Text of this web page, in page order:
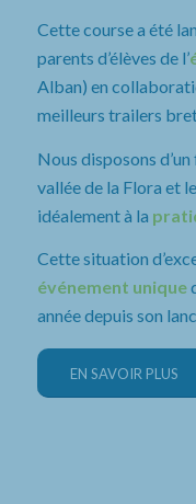
Cette course a été
parents d’élèves de l’
Alban) en
meilleurs trailers
Nous disposons
vallée de la Flora et
idéalement à la
Cette situation
événement unique
année depuis son
EN SAVOIR PLUS